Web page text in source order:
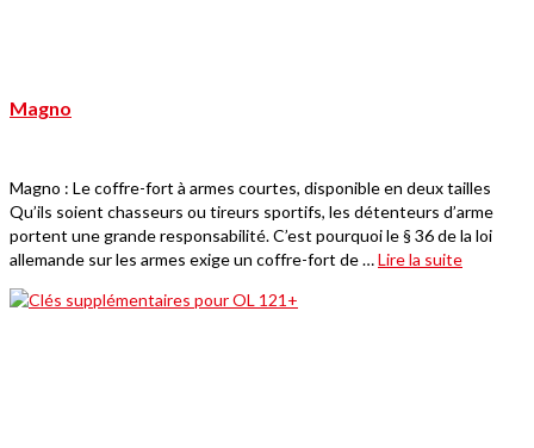
Magno
Magno : Le coffre-fort à armes courtes, disponible en deux tailles
Qu’ils soient chasseurs ou tireurs sportifs, les détenteurs d’arme
portent une grande responsabilité. C’est pourquoi le § 36 de la loi
allemande sur les armes exige un coffre-fort de …Lire la suite